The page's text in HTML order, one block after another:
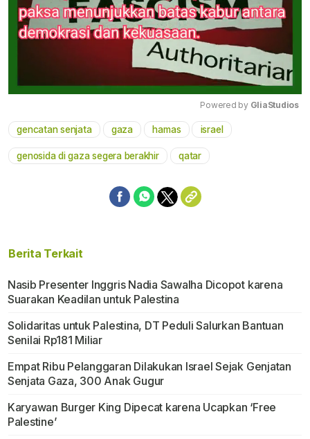
Powered by GliaStudios
gencatan senjata gaza hamas israel
genosida di gaza segera berakhir qatar
Berita Terkait
Nasib Presenter Inggris Nadia Sawalha Dicopot karena
Suarakan Keadilan untuk Palestina
Solidaritas untuk Palestina, DT Peduli Salurkan Bantuan
Senilai Rp181 Miliar
Empat Ribu Pelanggaran Dilakukan Israel Sejak Genjatan
Senjata Gaza, 300 Anak Gugur
Karyawan Burger King Dipecat karena Ucapkan ‘Free
Palestine’